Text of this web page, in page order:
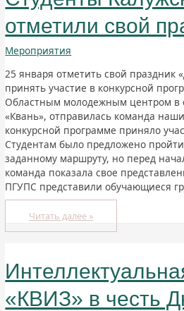
отметили свой
Мероприятия
25 января отметить свой праздник
принять участие в конкурсной
Областным молодежным центром в
«Квань», отправилась команда
конкурсной программе приняло
Студентам было предложено
заданному маршруту, но перед
команда показала свое
ПГУПС представили обучающиеся
Читать далее »
«КВИЗ» в честь